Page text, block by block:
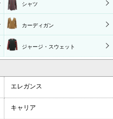
シャツ
カーディガン
ジャージ・スウェット
エレガンス
キャリア